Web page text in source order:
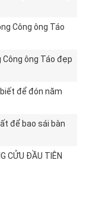
Công ông Táo
ông Táo đẹp
để đón năm
để bao sái bàn
CỬU ĐẦU TIÊN